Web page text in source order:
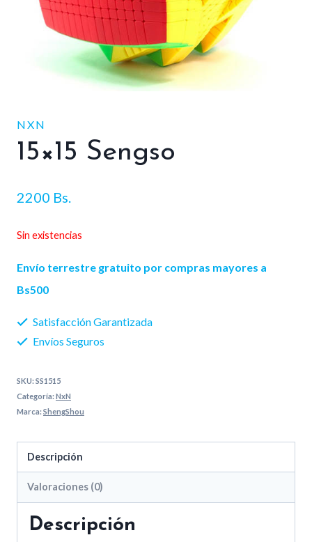
NXN
15×15 Sengso
2200 Bs.
Sin existencias
Envío terrestre gratuito por compras mayores a
Bs500
Satisfacción Garantizada
Envíos Seguros
SKU:SS1515
Categoría:NxN
Marca:ShengShou
Descripción
Valoraciones (0)
Descripción